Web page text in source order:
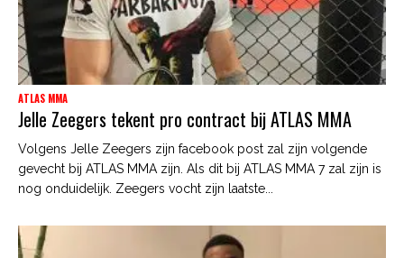
ATLAS MMA
Jelle Zeegers tekent pro contract bij ATLAS MMA
Volgens Jelle Zeegers zijn facebook post zal zijn volgende
gevecht bij ATLAS MMA zijn. Als dit bij ATLAS MMA 7 zal zijn is
nog onduidelijk. Zeegers vocht zijn laatste...